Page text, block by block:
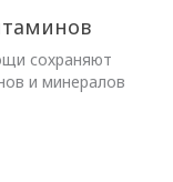
сохраняют
и минералов